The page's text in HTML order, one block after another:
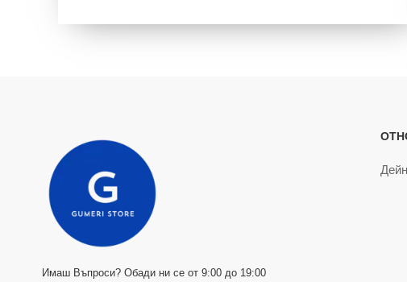
Имаш Въпроси? Обади ни се от 9:00 до 19:00